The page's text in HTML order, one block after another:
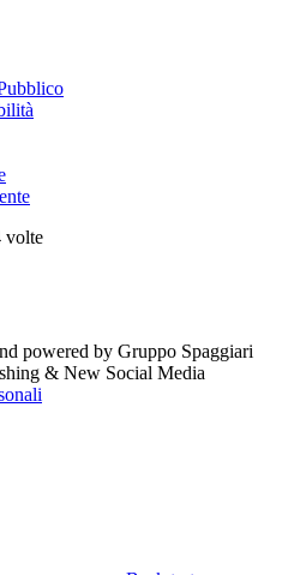
volte
powered by Gruppo Spaggiari
& New Social Media